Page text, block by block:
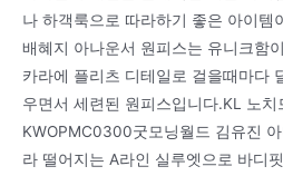
나 하객룩으로 따라하기 좋은 아이템
배혜지 아나운서 원피스는 유니크함
카라에 플리츠 디테일로 걸을때마다
우면서 세련된 원피스입니다.KL 노
KWOPMC0300굿모닝월드 김유진
라 떨어지는 A라인 실루엣으로 바디